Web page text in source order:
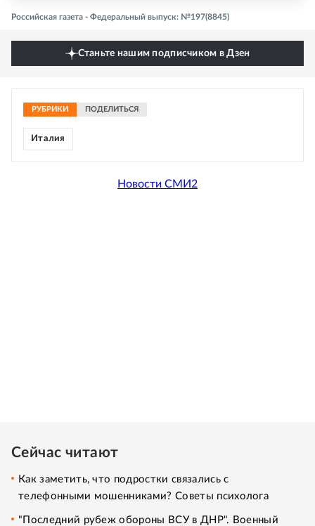
Российская газета - Федеральный выпуск: №197(8845)
Станьте нашим подписчиком в Дзен
РУБРИКИ ПОДЕЛИТЬСЯ
Италия
Новости СМИ2
Сейчас читают
Как заметить, что подростки связались с
телефонными мошенниками? Советы психолога
"Последний рубеж обороны ВСУ в ДНР". Военный